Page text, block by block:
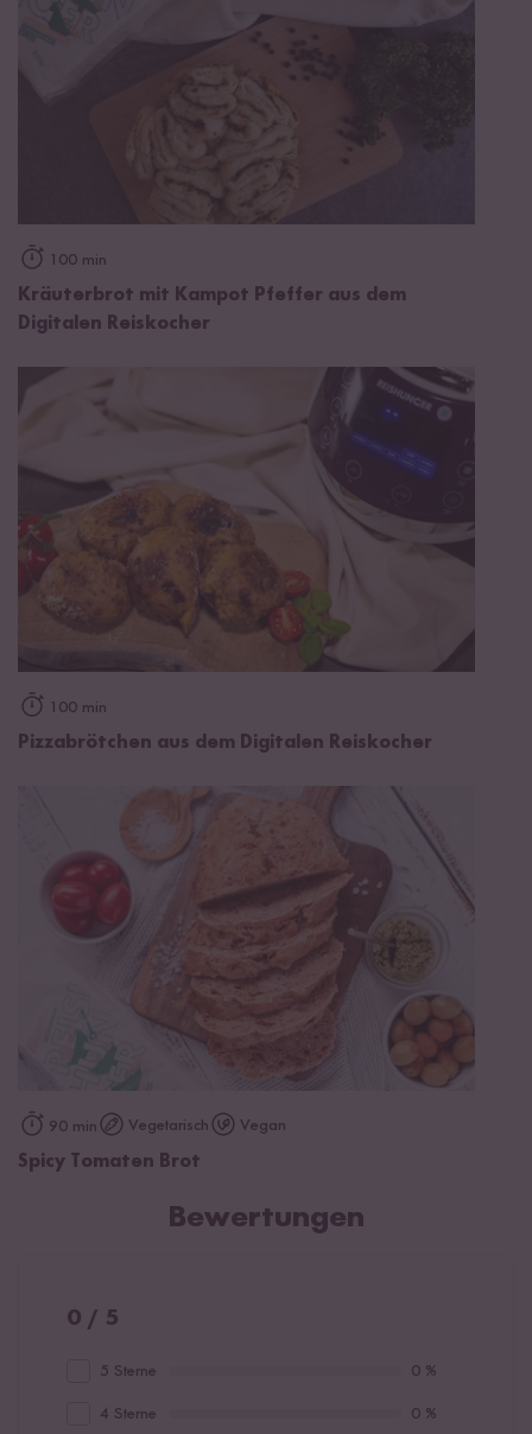
100 min
Kräuterbrot mit Kampot Pfeffer aus dem
Digitalen Reiskocher
100 min
Pizzabrötchen aus dem Digitalen Reiskocher
90 min Vegetarisch Vegan
Spicy Tomaten Brot
Bewertungen
0 / 5
5 Sterne 0 %
4 Sterne 0 %